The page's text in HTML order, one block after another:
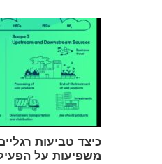
כיצד טביעות
משפיעות על